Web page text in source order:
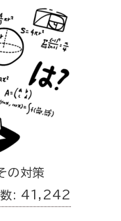
の対策
数: 41,242